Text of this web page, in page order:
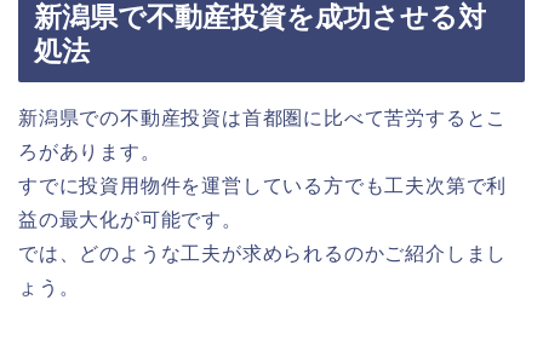
新潟県で不動産投資を成功させる対
処法
新潟県での不動産投資は首都圏に比べて苦労するとこ
ろがあります。
すでに投資用物件を運営している方でも工夫次第で利
益の最大化が可能です。
では、どのような工夫が求められるのかご紹介しまし
ょう。